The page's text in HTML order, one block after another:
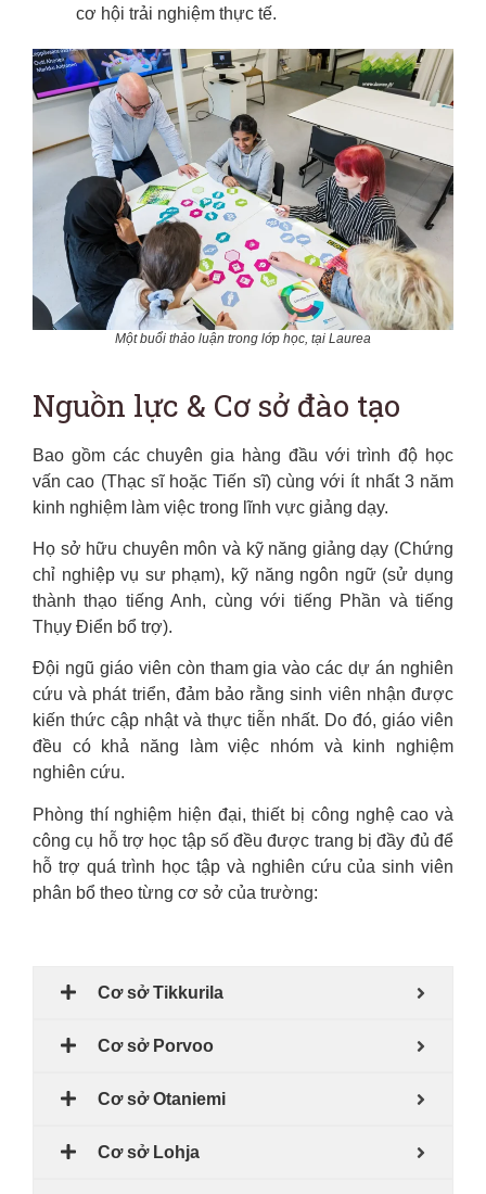
cơ hội trải nghiệm thực tế.
Một buổi thảo luận trong lớp học, tại Laurea
Nguồn lực & Cơ sở đào tạo
Bao gồm các chuyên gia hàng đầu với trình độ học
vấn cao (Thạc sĩ hoặc Tiến sĩ) cùng với ít nhất 3 năm
kinh nghiệm làm việc trong lĩnh vực giảng dạy.
Họ sở hữu chuyên môn và kỹ năng giảng dạy (Chứng
chỉ nghiệp vụ sư phạm), kỹ năng ngôn ngữ (sử dụng
thành thạo tiếng Anh, cùng với tiếng Phần và tiếng
Thụy Điển bổ trợ).
Đội ngũ giáo viên còn tham gia vào các dự án nghiên
cứu và phát triển, đảm bảo rằng sinh viên nhận được
kiến thức cập nhật và thực tiễn nhất. Do đó, giáo viên
đều có khả năng làm việc nhóm và kinh nghiệm
nghiên cứu.
Phòng thí nghiệm hiện đại, thiết bị công nghệ cao và
công cụ hỗ trợ học tập số đều được trang bị đầy đủ để
hỗ trợ quá trình học tập và nghiên cứu của sinh viên
phân bổ theo từng cơ sở của trường:
Cơ sở Tikkurila
Cơ sở Porvoo
Cơ sở Otaniemi
Cơ sở Lohja